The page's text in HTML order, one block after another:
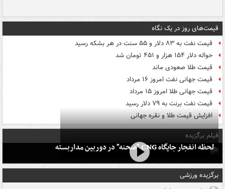
قیمت‌های روز در یک نگاه
قیمت نفت به ۸۳ دلار و ۵۵ سنت در هر بشکه رسید
حواله دلار ۱۵۴ هزار و ۴۵۱ تومان شد
قیمت طلا صعودی ماند
قیمت جهانی نفت امروز ۱۶ مرداد
قیمت جهانی طلا امروز ۱۵ مرداد
قیمت نفت برنت به ۷۹ دلار رسید
افزایش قیمت طلا و نقره جهانی
فیلم برگزیده
لحظه انفجار جایگاه CNG "صحنه" در دوربین مداربسته
برگزیده ورزشی